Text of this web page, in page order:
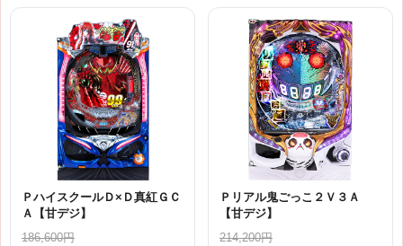
ＰハイスクールＤ×Ｄ真紅ＧＣ
Ａ【甘デジ】
186,600円
Ｐリアル鬼ごっこ２Ｖ３Ａ
【甘デジ】
214,200円